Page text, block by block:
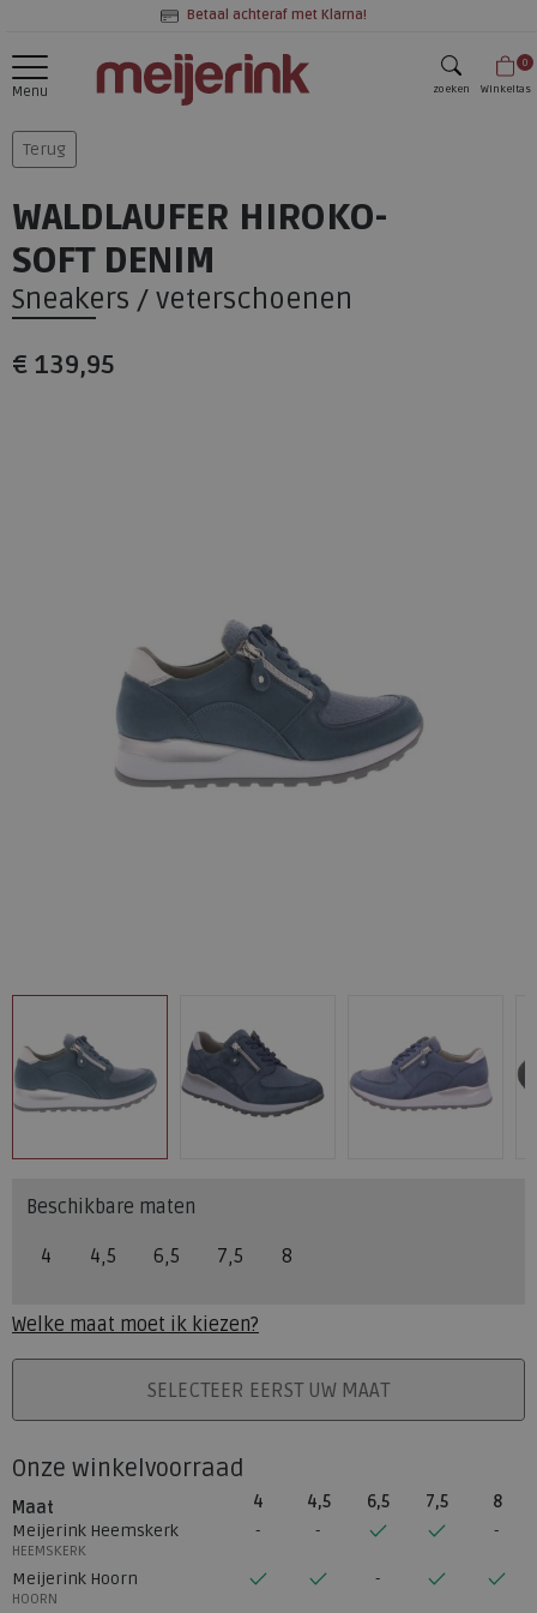
Betaal achteraf met Klarna!
Menu zoeken
0
Winkeltas
Terug
WALDLAUFER HIROKO-
SOFT DENIM
Sneakers / veterschoenen
€ 139,95
Beschikbare maten
4 4,5 6,5 7,5 8
Welke maat moet ik kiezen?
PLAATS IN WINKELMANDSELECTEER EERST UW MAAT
Onze winkelvoorraad
Maat 4 4,5 6,5 7,5
8
Meijerink Heemskerk
HEEMSKERK
Meijerink Hoorn
HOORN